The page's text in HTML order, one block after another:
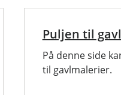
Puljen til
På denne side
til gavlmalerier.